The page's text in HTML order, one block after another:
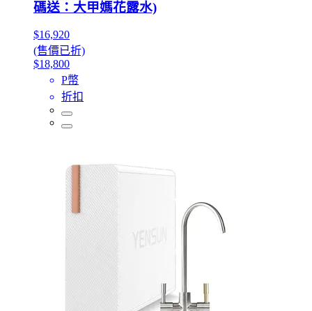
碼送：大甲媽花露水)
$16,920
(售價已折)
$18,800
P幣
折扣